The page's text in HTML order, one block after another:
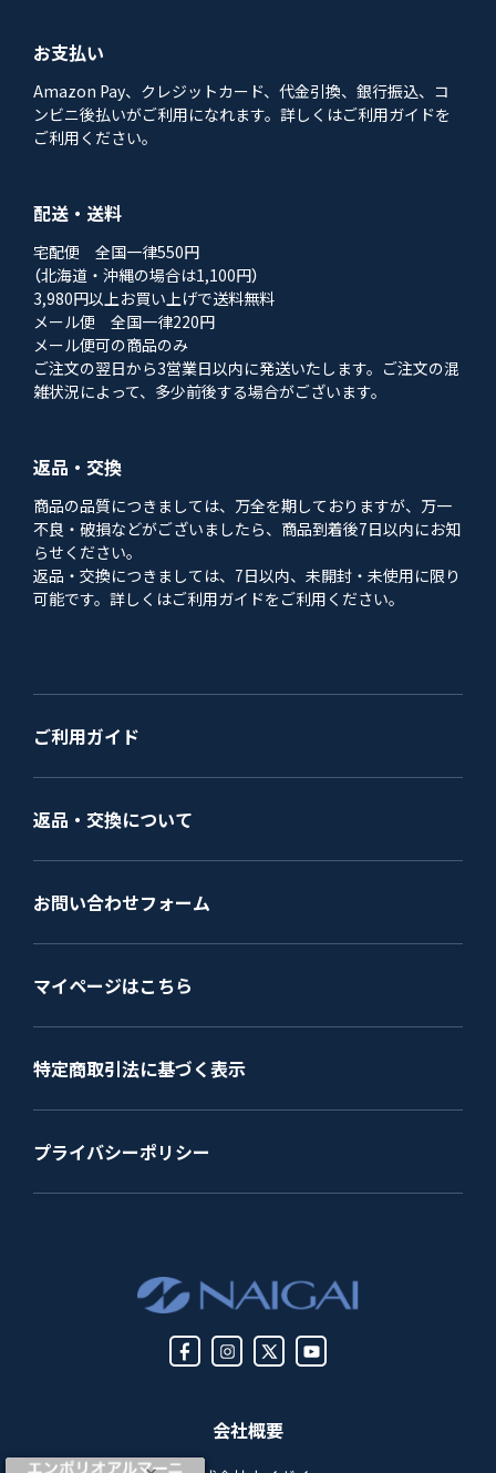
会社概要
お支払い
Amazon Pay、クレジットカード、代金引換、銀行振込、コ
ンビニ後払いがご利用になれます。詳しくはご利用ガイドを
ご利用ください。
配送・送料
宅配便 全国一律550円
（北海道・沖縄の場合は1,100円）
3,980円以上お買い上げで送料無料
メール便 全国一律220円
メール便可の商品のみ
ご注文の翌日から3営業日以内に発送いたします。ご注文の混
雑状況によって、多少前後する場合がございます。
返品・交換
商品の品質につきましては、万全を期しておりますが、万一
不良・破損などがございましたら、商品到着後7日以内にお知
らせください。
返品・交換につきましては、7日以内、未開封・未使用に限り
可能です。詳しくはご利用ガイドをご利用ください。
ご利用ガイド
返品・交換について
お問い合わせフォーム
マイページはこちら
特定商取引法に基づく表示
プライバシーポリシー